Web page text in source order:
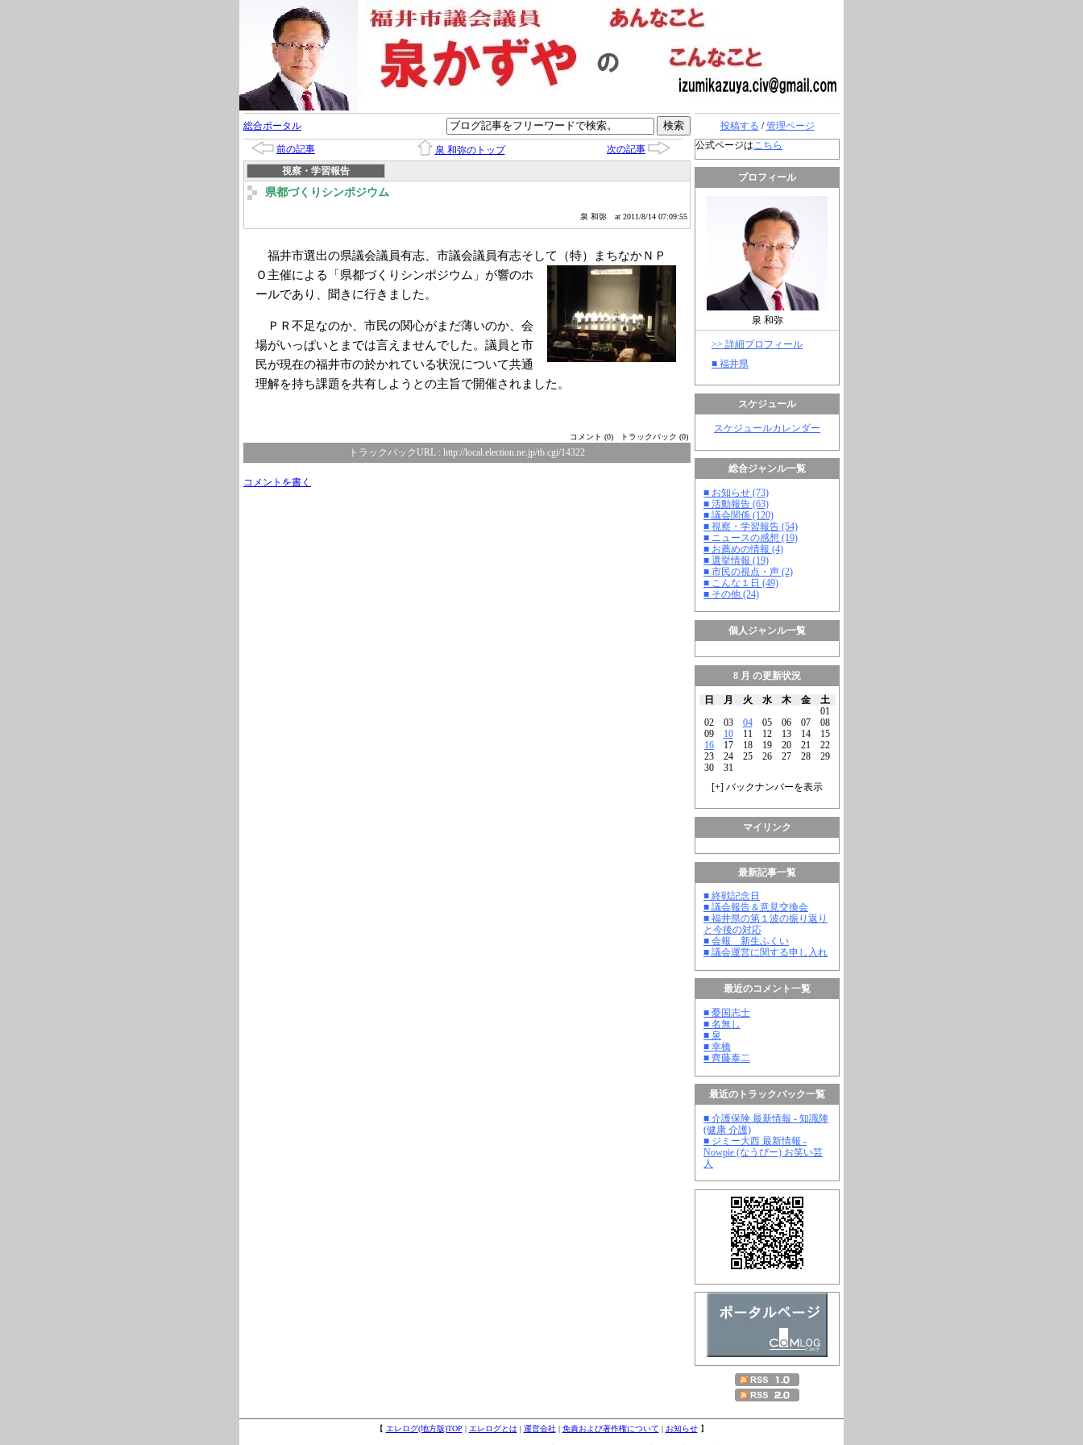
投稿する /管理ページ
公式ページはこちら
プロフィール
泉 和弥
>> 詳細プロフィール
■ 福井県
スケジュール
スケジュールカレンダー
総合ジャンル一覧
■ お知らせ (73)
■ 活動報告 (63)
■ 議会関係 (120)
■ 視察・学習報告 (54)
■ ニュースの感想 (19)
■ お薦めの情報 (4)
■ 選挙情報 (19)
■ 市民の視点・声 (2)
■ こんな１日 (49)
■ その他 (24)
個人ジャンル一覧
8 月 の更新状況
日 月 火 水 木 金
土
01
02
03 04 05 06 07
08
09
10 11 12 13 14
15
16
17 18 19 20 21
22
23
24 25 26 27 28
29
30
31
[+] バックナンバーを表示
マイリンク
最新記事一覧
■ 終戦記念日
■ 議会報告＆意見交換会
■ 福井県の第１波の振り返り
と今後の対応
■ 会報 新生ふくい
■ 議会運営に関する申し入れ
最近のコメント一覧
■ 憂国志士
■ 名無し
■ 泉
■ 幸橋
■ 齊藤泰二
最近のトラックバック一覧
■ 介護保険 最新情報 - 知識陣
(健康 介護)
■ ジミー大西 最新情報 -
Nowpie (なうぴー) お笑い芸
人
総合ポータル
前の記事 泉 和弥のトップ
次の記事
視察・学習報告
県都づくりシンポジウム
泉 和弥 at 2011/8/14 07:09:55
福井市選出の県議会議員有志、市議会議員有志そして（特）まちなかＮＰ
Ｏ主催による「県都づくりシンポジウム」が響のホ
ールであり、聞きに行きました。
ＰＲ不足なのか、市民の関心がまだ薄いのか、会
場がいっぱいとまでは言えませんでした。議員と市
民が現在の福井市の於かれている状況について共通
理解を持ち課題を共有しようとの主旨で開催されました。
コメント (0) トラックバック (0)
トラックバックURL : http://local.election.ne.jp/tb.cgi/14322
コメントを書く
【 エレログ(地方版)TOP | エレログとは | 運営会社| 免責および著作権について | お知らせ】